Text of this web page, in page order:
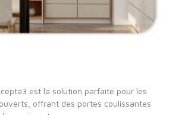
est la solution parfaite pour les
offrant des portes coulissantes